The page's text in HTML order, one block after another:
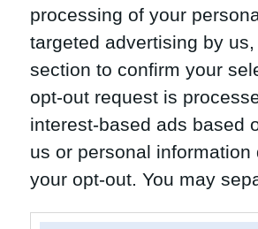
processing of your
targeted advertising by
section to confirm your
opt-out request is
interest-based ads based
us or personal
your opt-out. You may